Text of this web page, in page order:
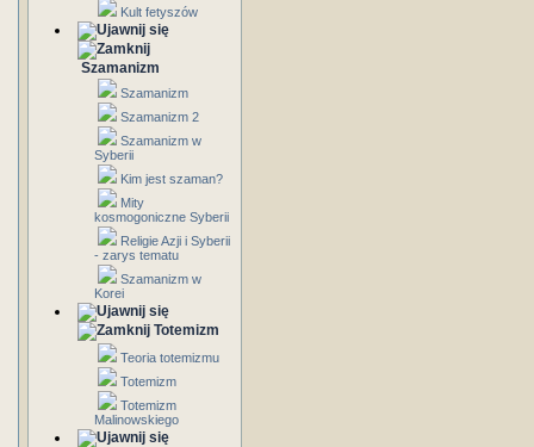
Kult fetyszów
Szamanizm
Szamanizm
Szamanizm 2
Szamanizm w
Syberii
Kim jest szaman?
Mity
kosmogoniczne Syberii
Religie Azji i Syberii
- zarys tematu
Szamanizm w
Korei
Totemizm
Teoria totemizmu
Totemizm
Totemizm
Malinowskiego